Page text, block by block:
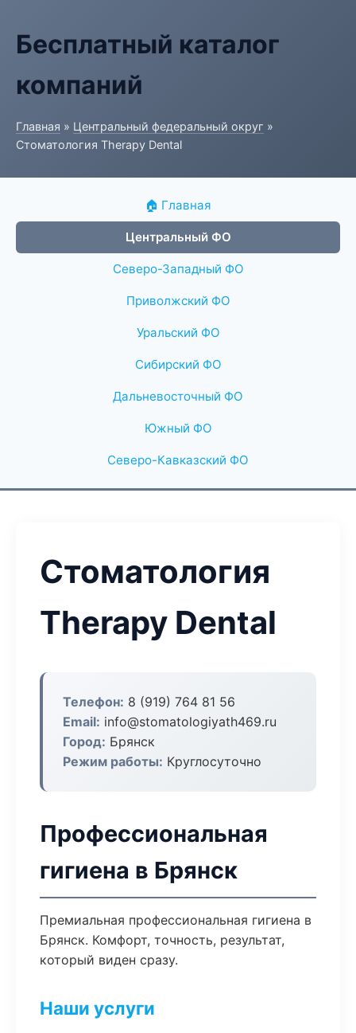
Бесплатный каталог
компаний
Главная » Центральный федеральный округ »
Стоматология Therapy Dental
🏠 Главная
Центральный ФО
Северо-Западный ФО
Приволжский ФО
Уральский ФО
Сибирский ФО
Дальневосточный ФО
Южный ФО
Северо-Кавказский ФО
Стоматология
Therapy Dental
Телефон: 8 (919) 764 81 56
Email: info@stomatologiyath469.ru
Город: Брянск
Режим работы: Круглосуточно
Профессиональная
гигиена в Брянск
Премиальная профессиональная гигиена в
Брянск. Комфорт, точность, результат,
который виден сразу.
Наши услуги